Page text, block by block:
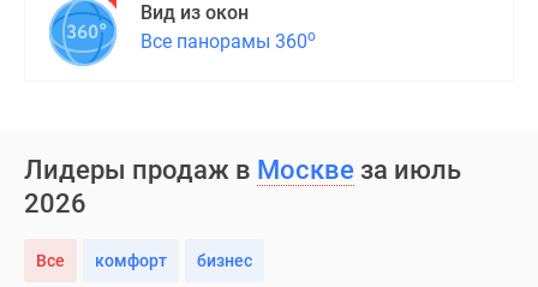
Вид из окон
Все панорамы 360о
Лидеры продаж в Москве за июль
2026
Все комфорт бизнес